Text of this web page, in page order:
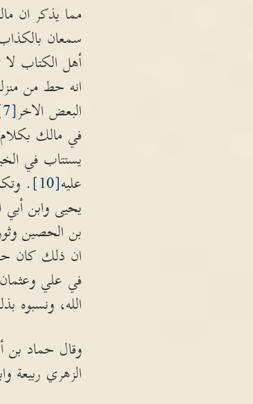
مما يذكر ان
سمعان
أهل الكتاب لا
انه حط من
البعض الاخر[7]
في مالك
يستتاب في
عليه[10]
.
يحيى وابن أبي
بن الحصين
ان ذلك كان
في علي وعثمان
الله،
وقال حماد بن
الزهري ربيعة